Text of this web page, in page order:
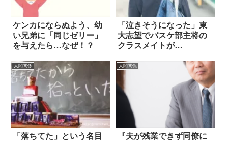
ケンカにならぬよう、幼
い兄弟に「同じゼリー」
を与えたら…なぜ！？
「泣きそうになった」東
大志望でバスケ部主将の
クラスメイトが…
人間関係
「落ちてた」という名目
人間関係
『夫が残業できず同僚に